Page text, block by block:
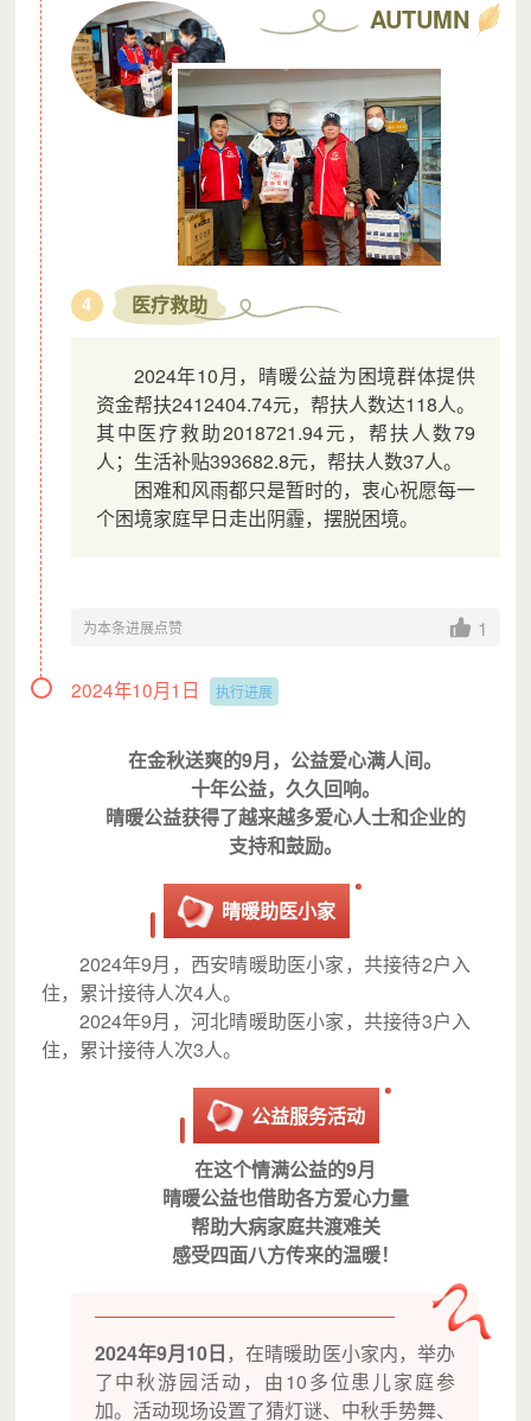
AUTUMN
4 医疗救助
2024年10月，晴暖公益为困境群体提供
资金帮扶2412404.74元，帮扶人数达118人。
其中医疗救助2018721.94元，帮扶人数79
人；生活补贴393682.8元，帮扶人数37人。
困难和风雨都只是暂时的，衷心祝愿每一
个困境家庭早日走出阴霾，摆脱困境。
为本条进展点赞 1
2024年10月1日 执行进展
在金秋送爽的9月，公益爱心满人间。
十年公益，久久回响。
晴暖公益获得了越来越多爱心人士和企业的
支持和鼓励。
晴暖助医小家
2024年9月，西安晴暖助医小家，共接待2户入
住，累计接待人次4人。
2024年9月，河北晴暖助医小家，共接待3户入
住，累计接待人次3人。
公益服务活动
在这个情满公益的9月
晴暖公益也借助各方爱心力量
帮助大病家庭共渡难关
感受四面八方传来的温暖！
2024年9月10日 ，在晴暖助医小家内，举办
了中秋游园活动，由10多位患儿家庭参
加。活动现场设置了猜灯谜、中秋手势舞、